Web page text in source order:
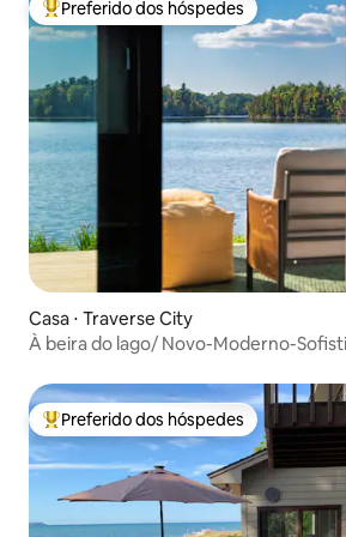
Entre os melhores preferidos dos
Preferido dos hóspedes
Casa ⋅ Traverse City
À beira do lago/ Novo-Moderno-
Entre os melhores preferidos dos
Preferido dos hóspedes